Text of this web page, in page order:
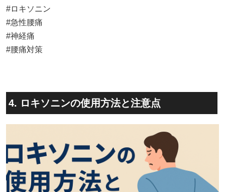
#ロキソニン
#急性腰痛
#神経痛
#腰痛対策
4. ロキソニンの使用方法と注意点